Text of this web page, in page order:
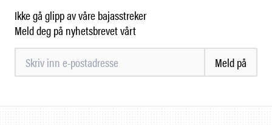
Ikke gå glipp av våre bajasstreker
Meld deg på nyhetsbrevet vårt
Meld på